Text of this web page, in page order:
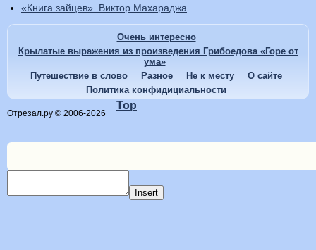
«Книга зайцев». Виктор Махараджа
Очень интересно
Крылатые выражения из произведения Грибоедова «Горе от
ума»
Путешествие в слово
Разное Не к месту
О сайте
Политика конфидициальности
Отрезал.ру © 2006-2026
Top
Insert